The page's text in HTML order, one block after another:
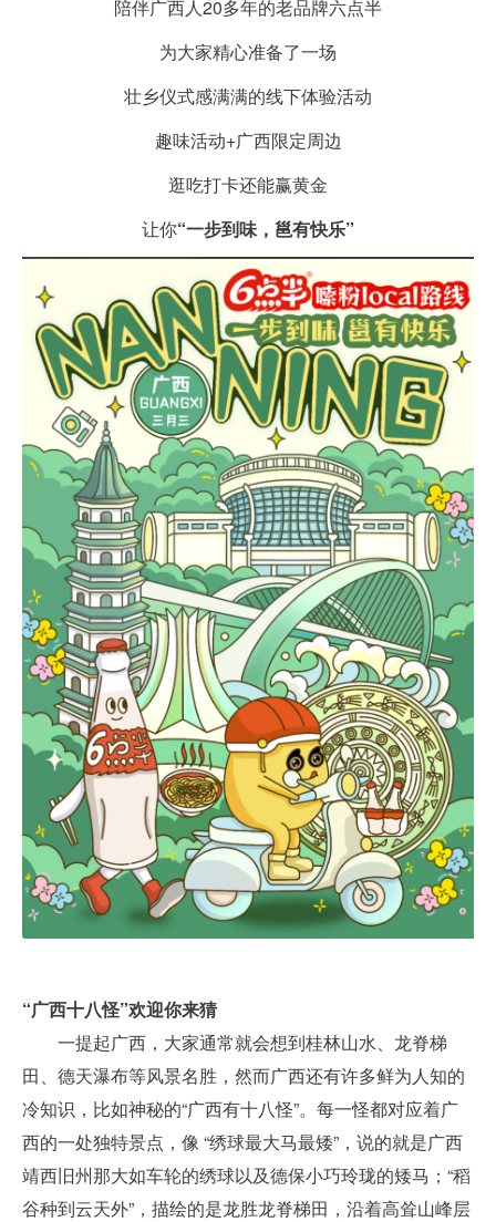
陪伴广西人20多年的老品牌六点半
为大家精心准备了一场
壮乡仪式感满满的线下体验活动
趣味活动+广西限定周边
逛吃打卡还能赢黄金
让你“一步到味，邕有快乐”
“广西十八怪”欢迎你来猜
一提起广西，大家通常就会想到桂林山水、龙脊梯
田、德天瀑布等风景名胜，然而广西还有许多鲜为人知的
冷知识，比如神秘的“广西有十八怪”。每一怪都对应着广
西的一处独特景点，像 “绣球最大马最矮”，说的就是广西
靖西旧州那大如车轮的绣球以及德保小巧玲珑的矮马；“稻
谷种到云天外”，描绘的是龙胜龙脊梯田 ，沿着高耸山峰层